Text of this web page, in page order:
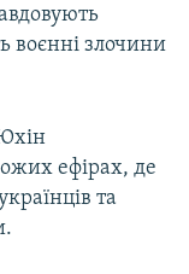
воєнні злочини
ефірах, де
та